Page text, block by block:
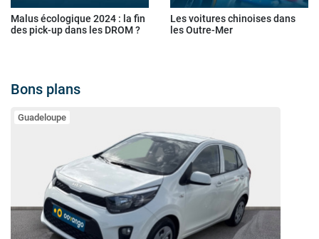
Malus écologique 2024 : la fin
des pick-up dans les DROM ?
Les voitures chinoises dans
les Outre-Mer
Bons plans
Guadeloupe